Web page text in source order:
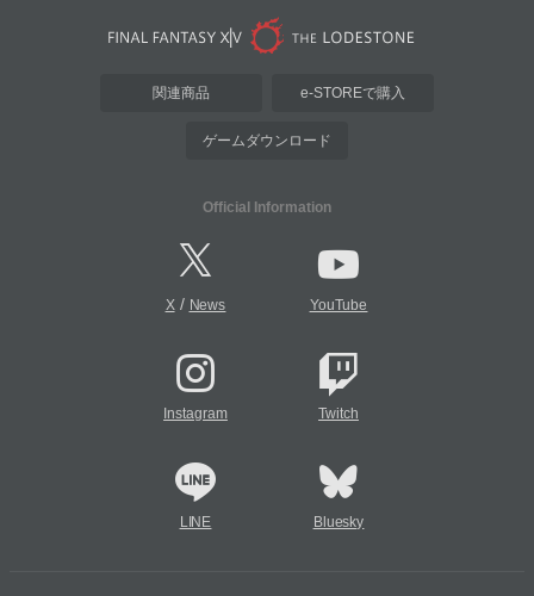
関連商品 e-STOREで購入
ゲームダウンロード
Official Information
X/ News YouTube
Instagram Twitch
LINE Bluesky